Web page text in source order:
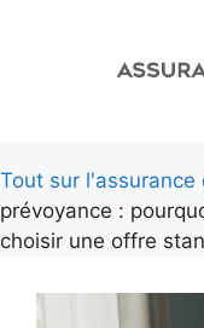
Tout sur l'assurance
prévoyance :
choisir une offre